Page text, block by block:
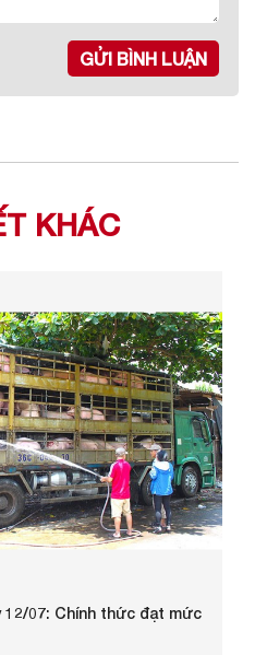
GỬI BÌNH LUẬN
KHÁC
12/07: Chính thức đạt mức